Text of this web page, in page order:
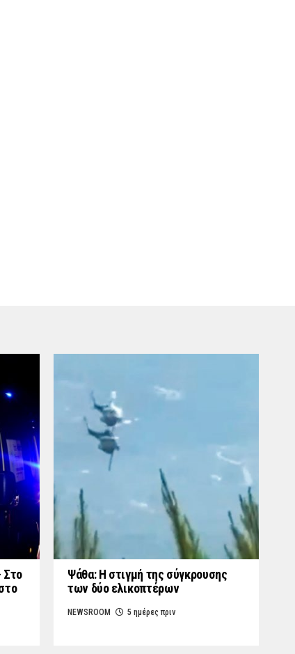
Στο
Ψάθα: Η στιγμή της σύγκρουσης
των δύο ελικοπτέρων
NEWSROOM 5 ημέρες πριν